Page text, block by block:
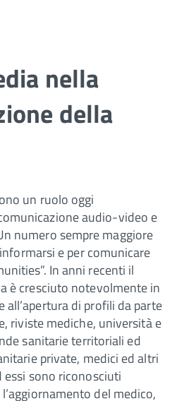
nella
della
un ruolo oggi
audio-video e
numero sempre maggiore
e per comunicare
In anni recenti il
è cresciuto notevolmente in
all’apertura di profili da parte
riviste mediche, università e
sanitarie territoriali ed
private, medici ed altri
sono riconosciuti
del medico,